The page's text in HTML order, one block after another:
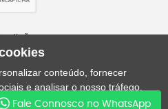
os direitos reservados |
conteúdo, fornecer
e analisar o nosso tráfego.
Fale Connosco no WhatsApp